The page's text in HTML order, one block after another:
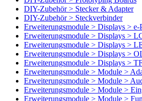
DIY-Zubehör > Stecker & Adapter
DIY-Zubehör > Steckverbinder
Erweiterungsmodule > Displays > e-
Erweiterungsmodule > Displays >
Erweiterungsmodule > Displays >
Erweiterungsmodule > Displays >
Erweiterungsmodule > Displays >
Erweiterungsmodule > Module >
Erweiterungsmodule > Module >
Erweiterungsmodule > Module >
Erweiterungsmodule > Module >